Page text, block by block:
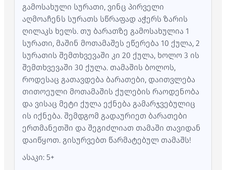
გამოსახული სურათი, ვინც პირველი
აღმოაჩენს სურათს სწრაფად აჭერს ზარის
ღილაკს ხელს. თუ ბარათზე გამოსახულია 1
სურათი, მაშინ მოთამაშეს ეწერება 10 ქულა, 2
სურათის შემთხვევაში კი 20 ქულა, ხოლო 3 ის
შემთხვევაში 30 ქულა. თამაშის ბოლოს,
როდესაც გათავდება ბარათები, დაითვლება
თითოეული მოთამაშის ქულების რაოდენობა
და ვისაც მეტი ქულა ექნება გამარჯვებულიც
ის იქნება. შემდგომ გადაურიეთ ბარათები
ერთმანეთში და შეგიძლიათ თამაში თავიდან
დაიწყოთ. გისურვებთ წარმატებულ თამაშს!
ასაკი: 5+